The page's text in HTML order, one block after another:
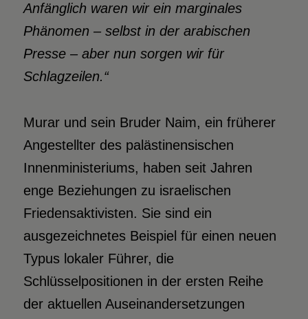
Anfänglich waren wir ein marginales
Phänomen – selbst in der arabischen
Presse – aber nun sorgen wir für
Schlagzeilen.“
Murar und sein Bruder Naim, ein früherer
Angestellter des palästinensischen
Innenministeriums, haben seit Jahren
enge Beziehungen zu israelischen
Friedensaktivisten. Sie sind ein
ausgezeichnetes Beispiel für einen neuen
Typus lokaler Führer, die
Schlüsselpositionen in der ersten Reihe
der aktuellen Auseinandersetzungen